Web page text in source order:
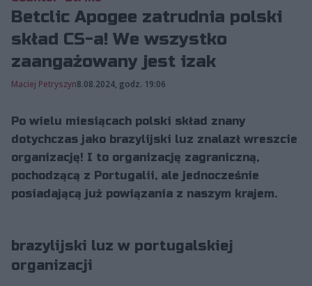
Betclic Apogee zatrudnia polski
skład CS-a! We wszystko
zaangażowany jest izak
Maciej Petryszyn8.08.2024, godz. 19:06
Po wielu miesiącach polski skład znany
dotychczas jako brazylijski luz znalazł wreszcie
organizację! I to organizację zagraniczną,
pochodzącą z Portugalii, ale jednocześnie
posiadającą już powiązania z naszym krajem.
brazylijski luz w portugalskiej
organizacji